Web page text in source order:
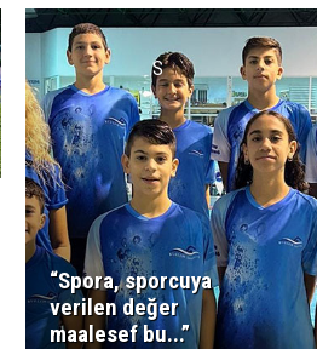
“Spora, sporcuya
verilen değer
maalesef bu...”
S